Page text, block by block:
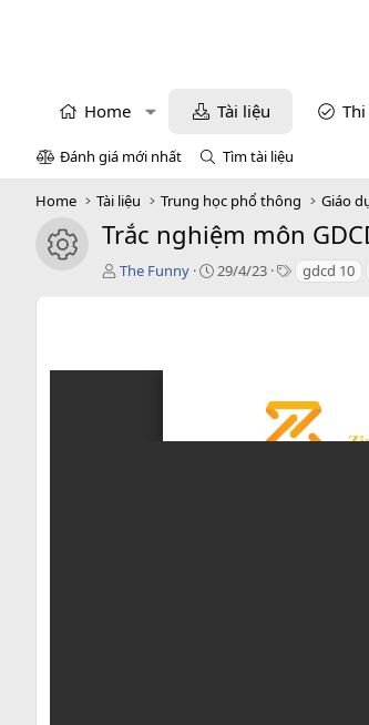
Home Tài liệu
Đánh giá mới nhất Tìm tài liệu
Home Tài liệu Trung học phổ thông Giáo
icon tài liệu
Trắc nghiệm môn
T
ả
The Funny
C
29/4/23
T gdcd 10